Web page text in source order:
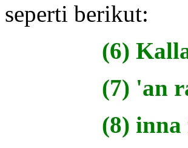
seperti berikut:
(6)
(7) 'an
(8)